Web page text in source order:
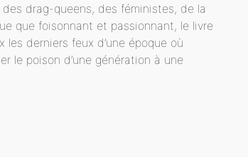
drag-queens, des féministes, de la
que foisonnant et passionnant, le livre
derniers feux d’une époque où
le poison d’une génération à une